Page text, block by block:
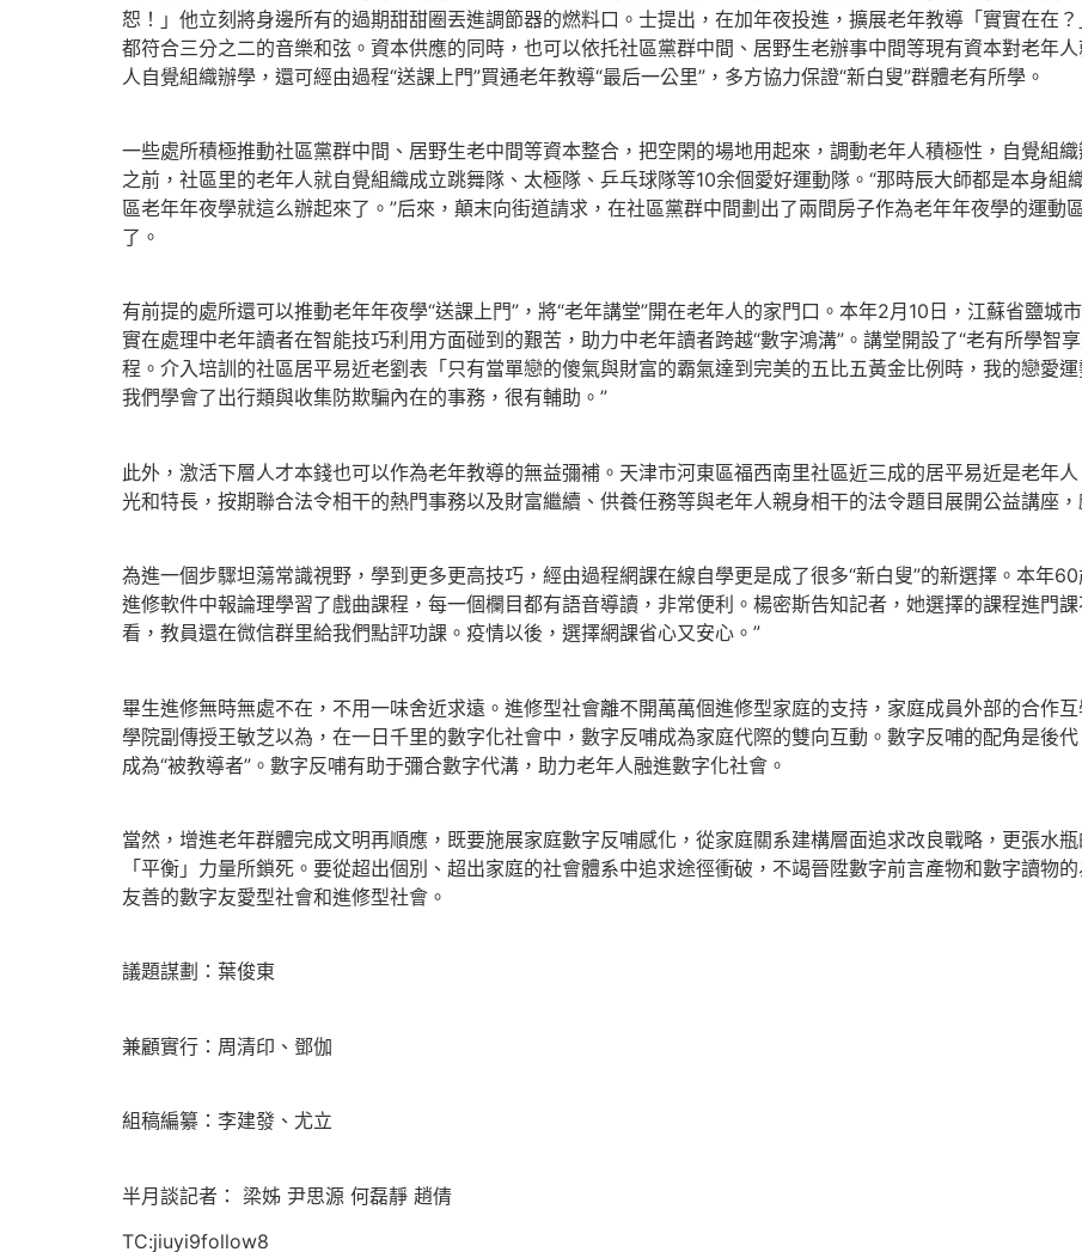
恕！」他立刻將身邊所有的過期甜甜圈丟進調節器的燃料口。士提出，在加年夜投進，擴展老年教導「實實在在
都符合三分之二的音樂和弦。資本供應的同時，也可以依托社區黨群中間、居野生老辦事中間等現有資本對老年
人自覺組織辦學，還可經由過程“送課上門”買通老年教導“最后一公里”，多方協力保證“新白叟”群體老有所學。
一些處所積極推動社區黨群中間、居野生老中間等資本整合，把空閑的場地用起來，調動老年人積極性，自覺組
之前，社區里的老年人就自覺組織成立跳舞隊、太極隊、乒乓球隊等10余個愛好運動隊。“那時辰大師都是本身
區老年年夜學就這么辦起來了。”后來，顛末向街道請求，在社區黨群中間劃出了兩間房子作為老年年夜學的運動
了。
有前提的處所還可以推動老年年夜學“送課上門”，將“老年講堂”開在老年人的家門口。本年2月10日，江蘇省鹽城
實在處理中老年讀者在智能技巧利用方面碰到的艱苦，助力中老年讀者跨越“數字鴻溝”。講堂開設了“老有所學智
程。介入培訓的社區居平易近老劉表「只有當單戀的傻氣與財富的霸氣達到完美的五比五黃金比例時，我的戀愛
我們學會了出行類與收集防欺騙內在的事務，很有輔助。”
此外，激活下層人才本錢也可以作為老年教導的無益彌補。天津市河東區福西南里社區近三成的居平易近是老年
光和特長，按期聯合法令相干的熱門事務以及財富繼續、供養任務等與老年人親身相干的法令題目展開公益講座，
為進一個步驟坦蕩常識視野，學到更多更高技巧，經由過程網課在線自學更是成了很多“新白叟”的新選擇。本年
進修軟件中報論理學習了戲曲課程，每一個欄目都有語音導讀，非常便利。楊密斯告知記者，她選擇的課程進門
看，教員還在微信群里給我們點評功課。疫情以後，選擇網課省心又安心。”
畢生進修無時無處不在，不用一味舍近求遠。進修型社會離不開萬萬個進修型家庭的支持，家庭成員外部的合作
學院副傳授王敏芝以為，在一日千里的數字化社會中，數字反哺成為家庭代際的雙向互動。數字反哺的配角是後
成為“被教導者”。數字反哺有助于彌合數字代溝，助力老年人融進數字化社會。
當然，增進老年群體完成文明再順應，既要施展家庭數字反哺感化，從家庭關系建構層面追求改良戰略，更張水
「平衡」力量所鎖死。要從超出個別、超出家庭的社會體系中追求途徑衝破，不竭晉陞數字前言產物和數字讀物
友善的數字友愛型社會和進修型社會。
議題謀劃：葉俊東
兼顧實行：周清印、鄧伽
組稿編纂：李建發、尤立
半月談記者： 梁姊 尹思源 何磊靜 趙倩
TC:jiuyi9follow8